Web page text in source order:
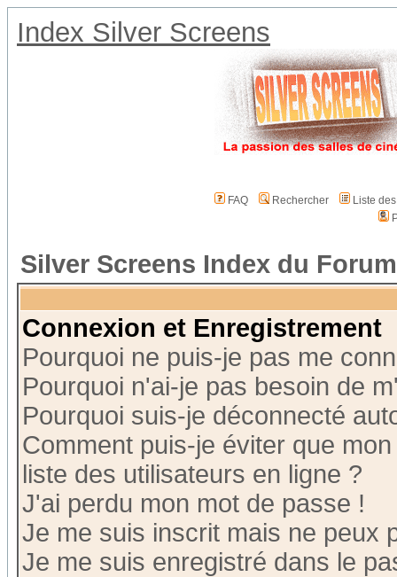
Index Silver Screens
FAQ Rechercher
Liste
Silver Screens Index du Forum
Connexion et Enregistrement
Pourquoi ne puis-je pas me
Pourquoi n'ai-je pas besoin de
Pourquoi suis-je déconnecté
Comment puis-je éviter que
liste des utilisateurs en ligne ?
J'ai perdu mon mot de passe !
Je me suis inscrit mais ne peux
Je me suis enregistré dans le